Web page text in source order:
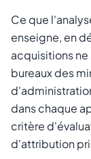
Ce que
enseigne, en
acquisitions
bureaux des
dans chaque
critère
d'attribution